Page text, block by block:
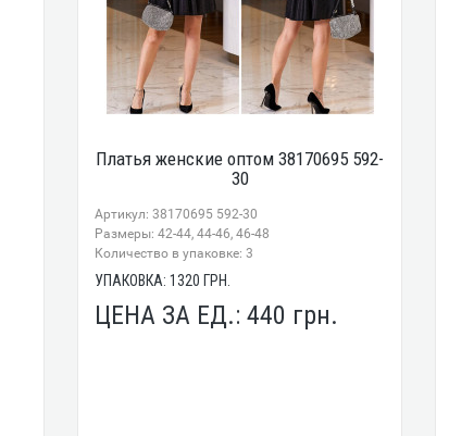
Платья женские оптом 38170695 592-
30
Артикул: 38170695 592-30
Размеры: 42-44, 44-46, 46-48
Количество в упаковке: 3
УПАКОВКА: 1320 ГРН.
ЦЕНА ЗА ЕД.: 440 грн.